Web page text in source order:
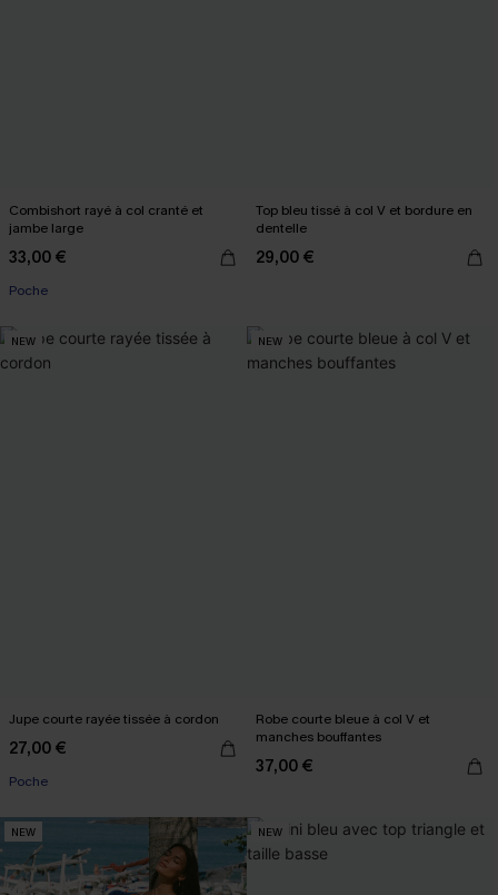
Combishort rayé à col cranté et
jambe large
33,00 €
Poche
Top bleu tissé à col V et bordure en
dentelle
29,00 €
NEW
Jupe courte rayée tissée à cordon
27,00 €
Poche
NEW
Robe courte bleue à col V et
manches bouffantes
37,00 €
NEW NEW